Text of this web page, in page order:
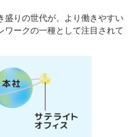
盛りの世代が、より働きやすい
ワークの一種として注目されて